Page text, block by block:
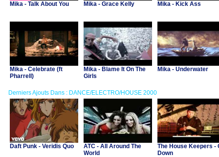
Mika - Talk About You Mika - Grace Kelly Mika - Kick Ass
Mika - Celebrate (ft
Pharrell)
Mika - Blame It On The
Girls
Mika - Underwater
Derniers Ajouts Dans : DANCE/ELECTRO/HOUSE 2000
Daft Punk - Veridis Quo
ATC - All Around The
World
The House Keepers -
Down